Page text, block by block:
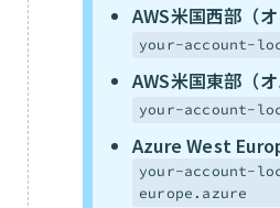
AWS米国西部（オ
your-account-
AWS米国東部（オ
your-account-
Azure West
your-account-
europe.azure